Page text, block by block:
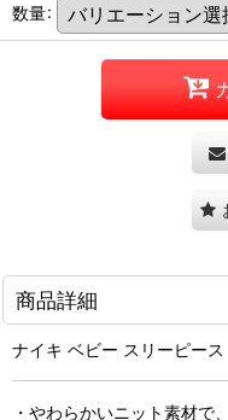
数量:
商品詳細
ナイキ ベビー スリーピー
・やわらかいニット素材で